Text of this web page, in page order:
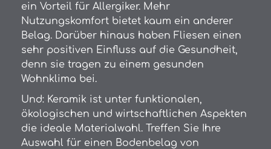
ein Vorteil für Allergiker. Mehr
Nutzungskomfort bietet kaum ein anderer
Belag. Darüber hinaus haben Fliesen einen
sehr positiven Einfluss auf die Gesundheit,
denn sie tragen zu einem gesunden
Wohnklima bei.
Und: Keramik ist unter funktionalen,
ökologischen und wirtschaftlichen Aspekten
die ideale Materialwahl. Treffen Sie Ihre
Auswahl für einen Bodenbelag von